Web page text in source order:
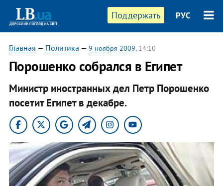
Поддержать РУС
Главная — Политика — 9 ноября 2009, 14:10
Порошенко собрался в Египет
Министр иностранных дел Петр Порошенко
посетит Египет в декабре.